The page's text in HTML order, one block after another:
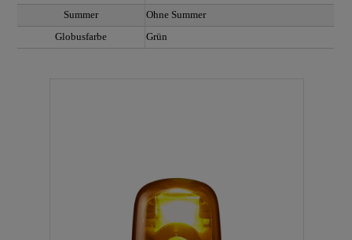
Summer
Ohne Summer
Globusfarbe
Grün